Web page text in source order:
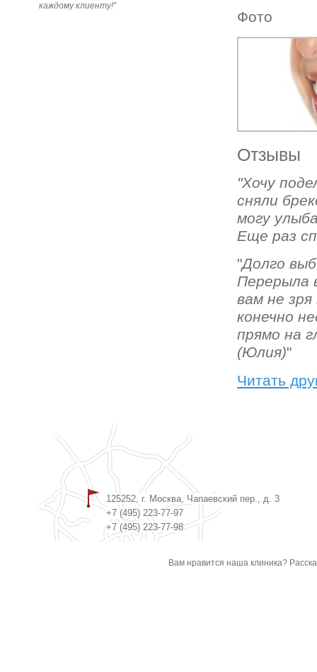
Фото
Отзывы
"Хочу
сняли
могу
Еще раз
"Долго
Перерыла
вам не
конечно
прямо на
(Юлия)"
Читать
каждому клиенту!"
125252, г. Москва, Чапаевский пер., д. 3
+7 (495) 223-77-97
+7 (495) 223-77-98
Вам нравится наша клиника?